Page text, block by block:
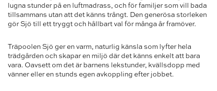
lugna stunder på en luftmadrass, och för familjer som vill bada
tillsammans utan att det känns trångt. Den generösa storleken
gör Sjö till ett tryggt och hållbart val för många år framöver.
Träpoolen Sjö ger en varm, naturlig känsla som lyfter hela
trädgården och skapar en miljö där det känns enkelt att bara
vara. Oavsett om det är barnens lekstunder, kvällsdopp med
vänner eller en stunds egen avkoppling efter jobbet.